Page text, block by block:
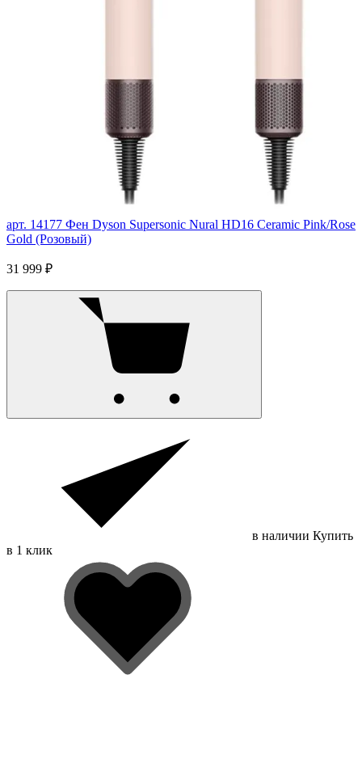
арт. 14177 Фен Dyson Supersonic Nural HD16 Ceramic Pink/Rose
Gold (Розовый)
31 999 ₽
в наличии Купить
в 1 клик